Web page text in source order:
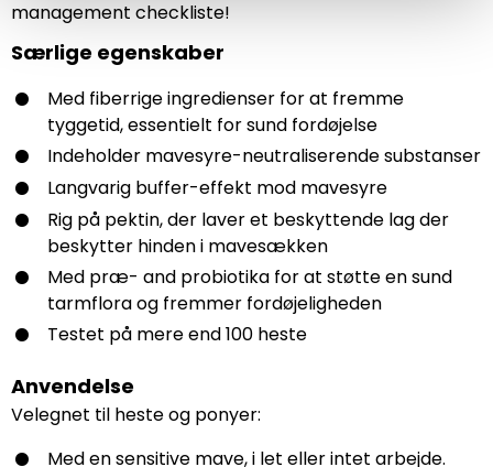
management checkliste!
Særlige egenskaber
Med fiberrige ingredienser for at fremme
tyggetid, essentielt for sund fordøjelse
Indeholder mavesyre-neutraliserende substanser
Langvarig buffer-effekt mod mavesyre
Rig på pektin, der laver et beskyttende lag der
beskytter hinden i mavesækken
Med præ- and probiotika for at støtte en sund
tarmflora og fremmer fordøjeligheden
Testet på mere end 100 heste
Anvendelse
Velegnet til heste og ponyer:
Med en sensitive mave, i let eller intet arbejde.